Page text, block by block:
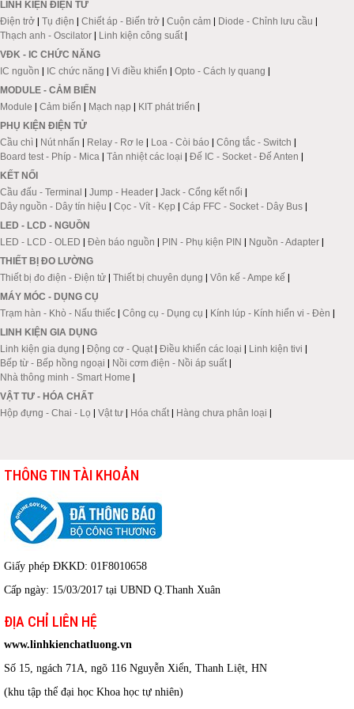
LINH KIỆN ĐIỆN TỬ
Điện trở | Tụ điện | Chiết áp - Biến trở | Cuộn cảm | Diode - Chỉnh lưu cầu |
Thạch anh - Oscilator | Linh kiện công suất |
VĐK - IC CHỨC NĂNG
IC nguồn | IC chức năng | Vi điều khiển | Opto - Cách ly quang |
MODULE - CẢM BIẾN
Module | Cảm biến | Mạch nạp | KIT phát triển |
PHỤ KIỆN ĐIỆN TỬ
Cầu chì | Nút nhấn | Relay - Rơ le | Loa - Còi báo | Công tắc - Switch |
Board test - Phíp - Mica | Tản nhiệt các loại | Đế IC - Socket - Đế Anten |
KẾT NỐI
Cầu đấu - Terminal | Jump - Header | Jack - Cổng kết nối |
Dây nguồn - Dây tín hiệu | Cọc - Vít - Kẹp | Cáp FFC - Socket - Dây Bus |
LED - LCD - NGUỒN
LED - LCD - OLED | Đèn báo nguồn | PIN - Phụ kiện PIN | Nguồn - Adapter |
THIẾT BỊ ĐO LƯỜNG
Thiết bị đo điện - Điện tử | Thiết bị chuyên dụng | Vôn kế - Ampe kế |
MÁY MÓC - DỤNG CỤ
Trạm hàn - Khò - Nấu thiếc | Công cụ - Dụng cụ | Kính lúp - Kính hiển vi - Đèn |
LINH KIỆN GIA DỤNG
Linh kiện gia dụng | Động cơ - Quạt | Điều khiển các loại | Linh kiện tivi |
Bếp từ - Bếp hồng ngoại | Nồi cơm điện - Nồi áp suất |
Nhà thông minh - Smart Home |
VẬT TƯ - HÓA CHẤT
Hộp đựng - Chai - Lọ | Vật tư | Hóa chất | Hàng chưa phân loại |
THÔNG TIN TÀI KHOẢN
Giấy phép ĐKKD: 01F8010658
Cấp ngày: 15/03/2017 tại UBND Q.Thanh Xuân
ĐỊA CHỈ LIÊN HỆ
www.linhkienchatluong.vn
Số 15, ngách 71A, ngõ 116 Nguyễn Xiển, Thanh Liệt, HN
(khu tập thể đại học Khoa học tự nhiên)